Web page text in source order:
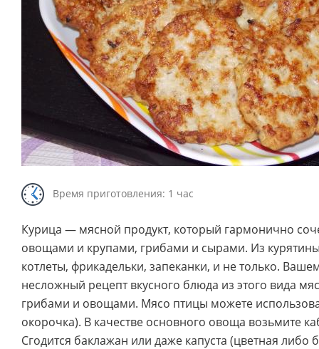
Время приготовления: 1 час
Курица — мясной продукт, который гармонично
овощами и крупами, грибами и сырами. Из
котлеты, фрикадельки, запеканки, и не только.
несложный рецепт вкусного блюда из этого вида
грибами и овощами. Мясо птицы можете
окорочка). В качестве основного овоща возьмите
Сгодится баклажан или даже капуста (цветная либо